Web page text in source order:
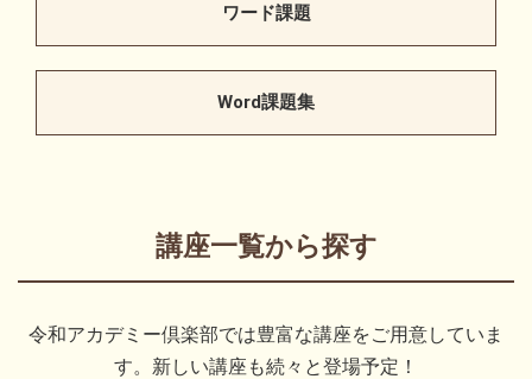
ワード課題
Word課題集
講座一覧から探す
令和アカデミー倶楽部では豊富な講座をご用意していま
す。新しい講座も続々と登場予定！